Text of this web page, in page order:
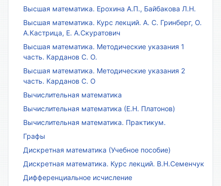
Высшая математика. Ерохина А.П., Байбакова Л.Н.
Высшая математика. Курс лекций. А. С. Гринберг, О.
А.Кастрица, Е. А.Скуратович
Высшая математика. Методические указания 1
часть. Карданов С. О.
Высшая математика. Методические указания 2
часть. Карданов С. О
Вычислительная математика
Вычислительная математика (Е.Н. Платонов)
Вычислительная математика. Практикум.
Графы
Дискретная математика (Учебное пособие)
Дискретная математика. Курс лекций. В.Н.Семенчук
Дифференциальное исчисление